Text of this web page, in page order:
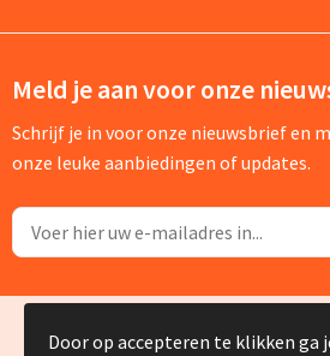
Meld je aan voor onze
Schrijf je in voor onze nieuwsbrief en
onze leuke aanbiedingen of updates.
© Copyright Silvia Bruin
Door op accepteren te klikken ga